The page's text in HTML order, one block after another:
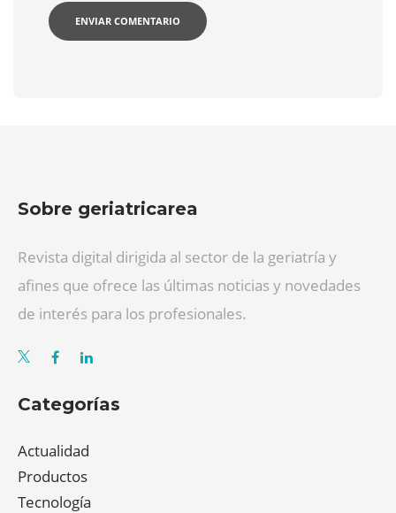
Sobre geriatricarea
Revista digital dirigida al sector de la geriatría y
afines que ofrece las últimas noticias y novedades
de interés para los profesionales.
Categorías
Actualidad
Productos
Tecnología